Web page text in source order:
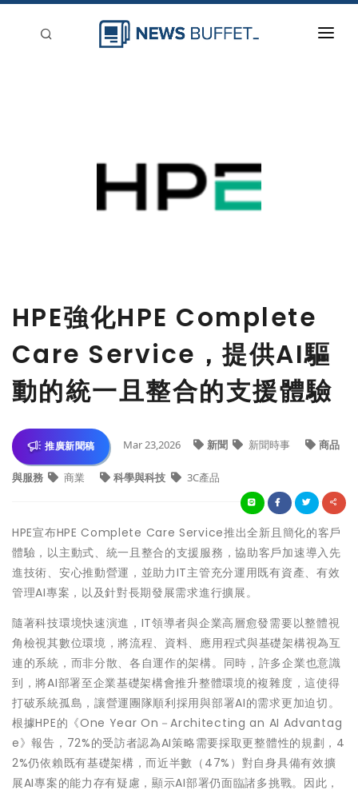
HPE強化HPE Complete
Care Service，提供AI驅
動的統一且整合的支援體驗
推廣新聞稿 Mar 23,2026 新聞 新聞時事 商品
與服務 商業 科學與科技 3C產品
HPE宣布HPE Complete Care Service推出全新且簡化的客戶
體驗，以主動式、統一且整合的支援服務，協助客戶加速導入先
進技術、安心推動營運，並助力IT主管充分運用既有資產、有效
管理AI專案，以及針對長期發展需求進行擴展。
隨著科技環境快速演進，IT領導者與企業高層愈發需要以整體視
角檢視其數位環境，將流程、資料、應用程式與基礎架構視為互
連的系統，而非分散、各自運作的架構。同時，許多企業也意識
到，將AI部署至企業基礎架構會推升整體環境的複雜度，這使得
打破系統孤島，讓營運團隊順利採用與部署AI的需求更加迫切。
根據HPE的《One Year On－Architecting an AI Advantag
e》報告，72%的受訪者認為AI策略需要採取更整體性的規劃，4
2%仍依賴既有基礎架構，而近半數（47%）對自身具備有效擴
展AI專案的能力存有疑慮，顯示AI部署仍面臨諸多挑戰。因此，